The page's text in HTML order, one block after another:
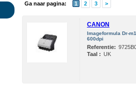
Ga naar pagina: 1 2 3 >
CANON
Imageformula Dr-
600dpi
Referentie:
Taal : UK